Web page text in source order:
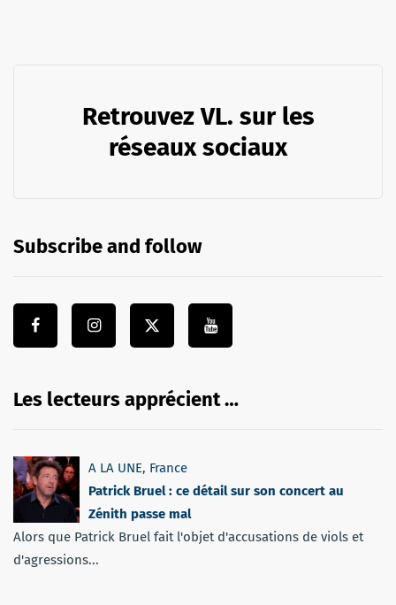
Retrouvez VL. sur les
réseaux sociaux
Subscribe and follow
Les lecteurs apprécient …
A LA UNE, France
Patrick Bruel : ce détail sur son concert au
Zénith passe mal
Alors que Patrick Bruel fait l'objet d'accusations de viols et
d'agressions...